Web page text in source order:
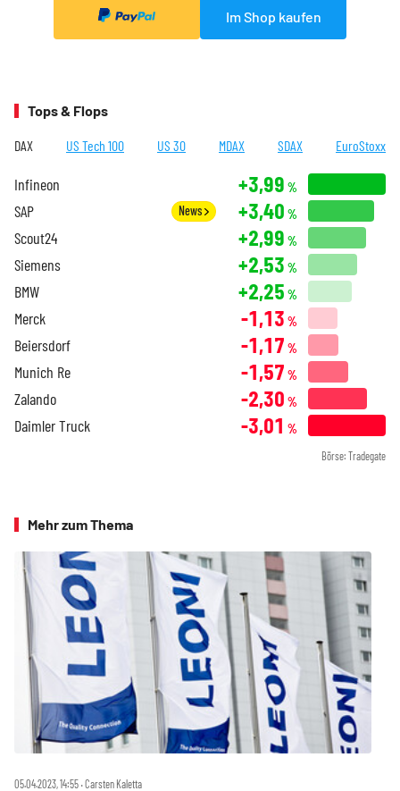
Im Shop kaufen
Tops & Flops
DAX US Tech 100 US 30 MDAX SDAX EuroStoxx
Infineon +3,99 %
SAP News +3,40 %
Scout24 +2,99 %
Siemens +2,53 %
BMW +2,25 %
Merck -1,13 %
Beiersdorf -1,17 %
Munich Re -1,57 %
Zalando -2,30 %
Daimler Truck -3,01 %
Börse: Tradegate
Mehr zum Thema
05.04.2023, 14:55 ‧ Carsten Kaletta